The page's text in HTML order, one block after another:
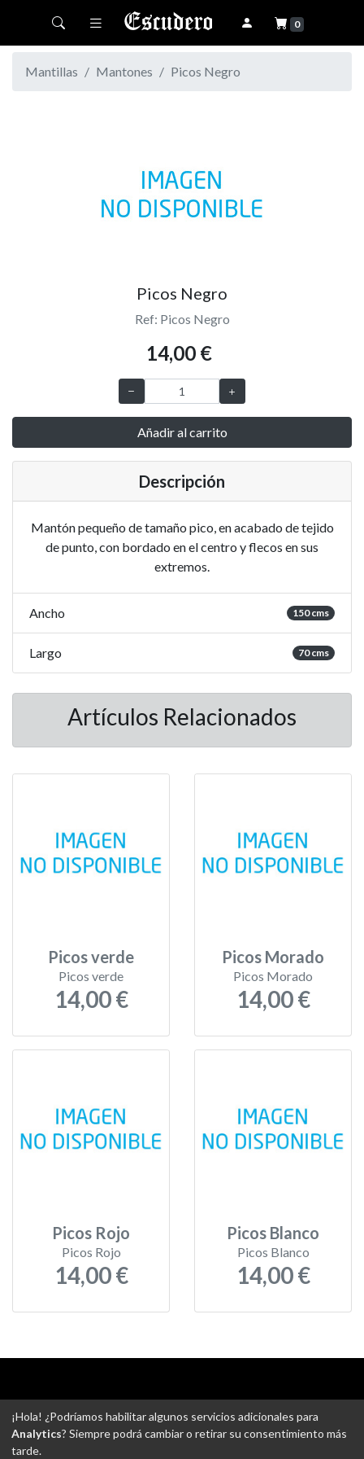
Toggle navigation 0
Mantillas Mantones Picos Negro
Picos Negro
Ref: Picos Negro
14,00 €
Añadir al carrito
Descripción
Mantón pequeño de tamaño pico, en acabado de tejido
de punto, con bordado en el centro y flecos en sus
extremos.
Ancho 150 cms
Largo 70 cms
Artículos Relacionados
Picos verde
Picos verde
14,00 €
Picos Morado
Picos Morado
14,00 €
Picos Rojo
Picos Rojo
14,00 €
Picos Blanco
Picos Blanco
14,00 €
-Gastos de envío-Uso de cookies-Ajustes de Cookies
¡Hola! ¿Podríamos habilitar algunos servicios adicionales para
Analytics? Siempre podrá cambiar o retirar su consentimiento más
tarde.